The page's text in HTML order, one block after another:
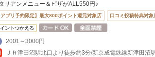
リアンメニュー＆ピザがALL550円♪
アプリ予約限定】最大800ポイント還元対象店 口コミ投稿特典対象
ントつかえる
2001～3000円
ＪＲ津田沼駅北口より徒歩約3分/新京成電鉄線新津田沼